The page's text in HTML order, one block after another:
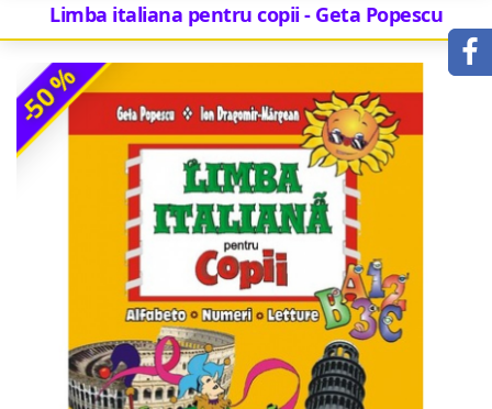
Limba italiana pentru copii - Geta Popescu
-50 %